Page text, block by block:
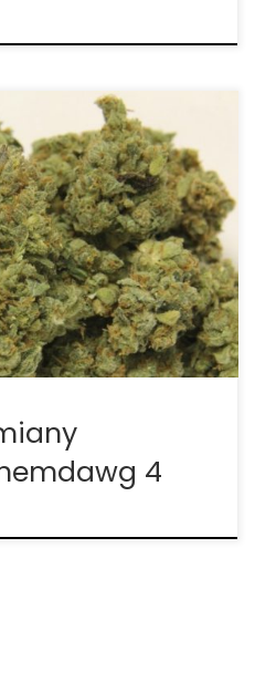
CBD: 0.1 procent
4 to mocno
rodziny Chemdawg.
twórczego myślenia i
efekty cielesne.
często zawiera THC na
4